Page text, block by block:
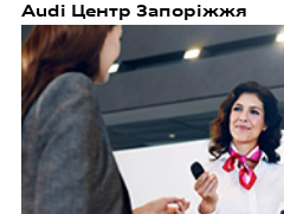
Audi Центр Запоріжжя